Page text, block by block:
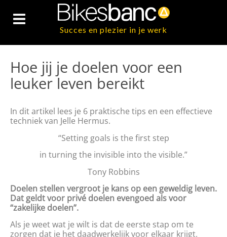
Succes en plezier in je werk
Hoe jij je doelen voor een
leuker leven bereikt
In dit artikel lees je 6 praktische tips en een effectieve
techniek van Jelle Hermus.
“Setting goals is the first step
in turning the invisible into the visible.”
Tony Robbins
Doelen stellen vergroot je kans op een geweldig leven.
Dat geldt voor privé doelen evengoed als voor
“zakelijke doelen”.
Als je weet wat je wilt is dat de eerste stap om te
zorgen dat je het daadwerkelijk voor elkaar krijgt.